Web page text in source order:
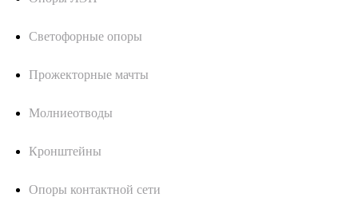
Светофорные опоры
Прожекторные мачты
Молниеотводы
Кронштейны
Опоры контактной сети